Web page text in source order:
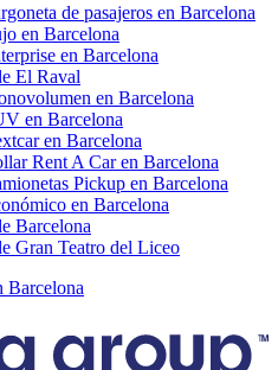
de pasajeros en Barcelona
en Barcelona
en Barcelona
El Raval
en Barcelona
en Barcelona
en Barcelona
Rent A Car en Barcelona
Pickup en Barcelona
en Barcelona
Barcelona
Gran Teatro del Liceo
Barcelona